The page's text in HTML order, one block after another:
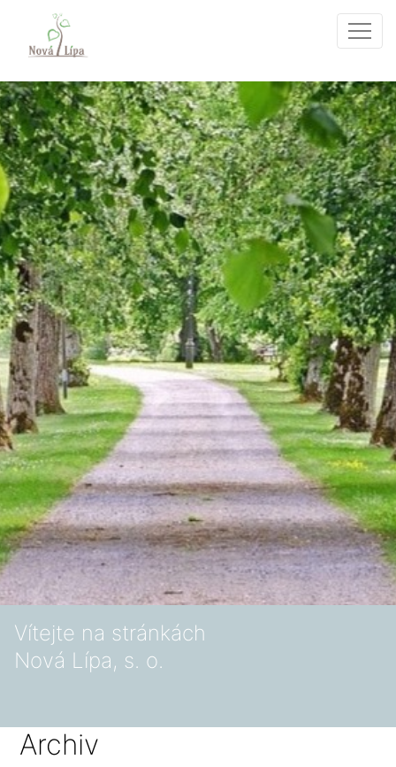
Vítejte na stránkách
Nová Lípa, s. o.
Archiv